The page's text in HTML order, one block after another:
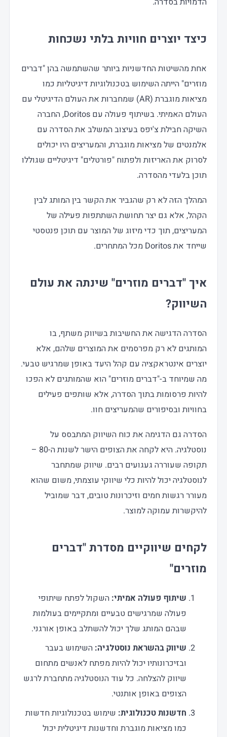
כיצד יוצרים חוויות בלתי נשכחות
אחת מהשיטות החדשניות ביותר שהשתמשה בהן "דברים
מוזרים" הייתה השימוש בטכנולוגיות דיגיטליות כמו
מציאות מוגברת (AR) שמחברות את העולם הדיגיטלי עם
העולם האמיתי. בשיתוף פעולה עם Doritos, החברה
השיקה חבילת צ'יפס בעיצוב המשלב את הסדרה עם
אלמנטים של מציאות מוגברת, והמעריצים היו יכולים
לסרוק את האריזות ולפתוח "פורטלים" דיגיטליים שגוללו
תוכן בלעדי מהסדרה.
המהלך הזה לא רק שהגביר את הקשר בין המותג לבין
הקהל, אלא גם יצר תחושת השתתפות פעילה של
המעריצים, תוך כדי מיזוג של המוצר עם תוכן פנטסטי
שייחד את Doritos מכל המתחרים.
איך "דברים מוזרים" שינתה את עולם
השיווק?
הסדרה הדגישה את החשיבות בשיווק משתף, בו
המותגים לא רק מפרסמים את המוצרים שלהם, אלא
יוצרים אינטראקציה עם קהל היעד באופן שמרגיש טבעי.
מה שמיוחד ב-"דברים מוזרים" הוא שהמותגים לא הפכו
להיות פרסומות בתוך הסדרה, אלא שותפים פעילים
בחוויות ובסיפורים שהמעריצים חוו.
הסדרה גם הדגימה את כוח השיווק המתבסס על
נוסטלגיה. היא לקחה את הצופים הישר לשנות ה-80 –
תקופה שעוררה געגועים רבים. שיווק שמתחבר
לנוסטלגיה יכול להיות כלי שיווקי עוצמתי, משום שהוא
מעורר רגשות חמים וזיכרונות טובים, דבר שמוביל
להיקשרות עמוקה למוצר.
לקחים שיווקיים מסדרת "דברים
מוזרים"
שיתוף פעולה אמיתי: השקול לפתח שיתופי
פעולה שמרגישים טבעיים ומתקיימים בעולמות
שבהם המותג שלך יכול להשתלב באופן אורגני.
שיווק בהשראת נוסטלגיה: השימוש בעבר
ובזיכרונותיו יכול להיות מפתח לאנשים מתחום
שיווק להצלחה. כל עוד הנוסטלגיה מתחברת לרגש
הצופים באופן אותנטי.
חדשנות טכנולוגית: שימוש בטכנולוגיות חדשות
כמו מציאות מוגברת וחדשנות דיגיטלית יכול